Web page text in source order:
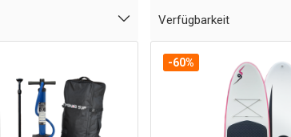
Verfügbarkeit
-60%